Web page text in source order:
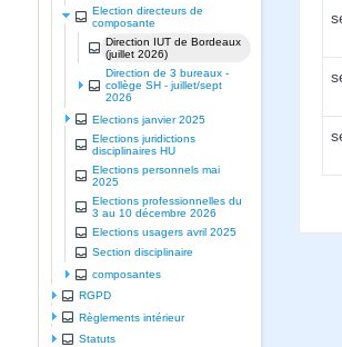
Election directeurs de
composante
Direction IUT de Bordeaux
(juillet 2026)
Direction de 3 bureaux -
collège SH - juillet/sept
2026
Elections janvier 2025
Elections juridictions
disciplinaires HU
Elections personnels mai
2025
Elections professionnelles du
3 au 10 décembre 2026
Elections usagers avril 2025
Section disciplinaire
composantes
RGPD
Règlements intérieur
Statuts